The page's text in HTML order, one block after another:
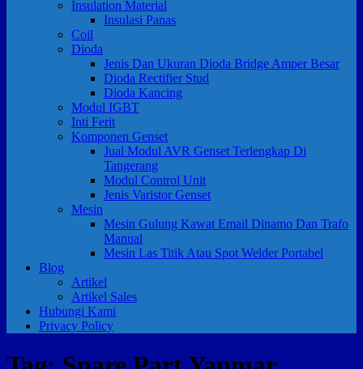
Insulation Material
Insulasi Panas
Coil
Dioda
Jenis Dan Ukuran Dioda Bridge Amper Besar
Dioda Rectifier Stud
Dioda Kancing
Modul IGBT
Inti Ferit
Komponen Genset
Jual Modul AVR Genset Terlengkap Di
Tangerang
Modul Control Unit
Jenis Varistor Genset
Mesin
Mesin Gulung Kawat Email Dinamo Dan Trafo
Manual
Mesin Las Titik Atau Spot Welder Portabel
Blog
Artikel
Artikel Sales
Hubungi Kami
Privacy Policy